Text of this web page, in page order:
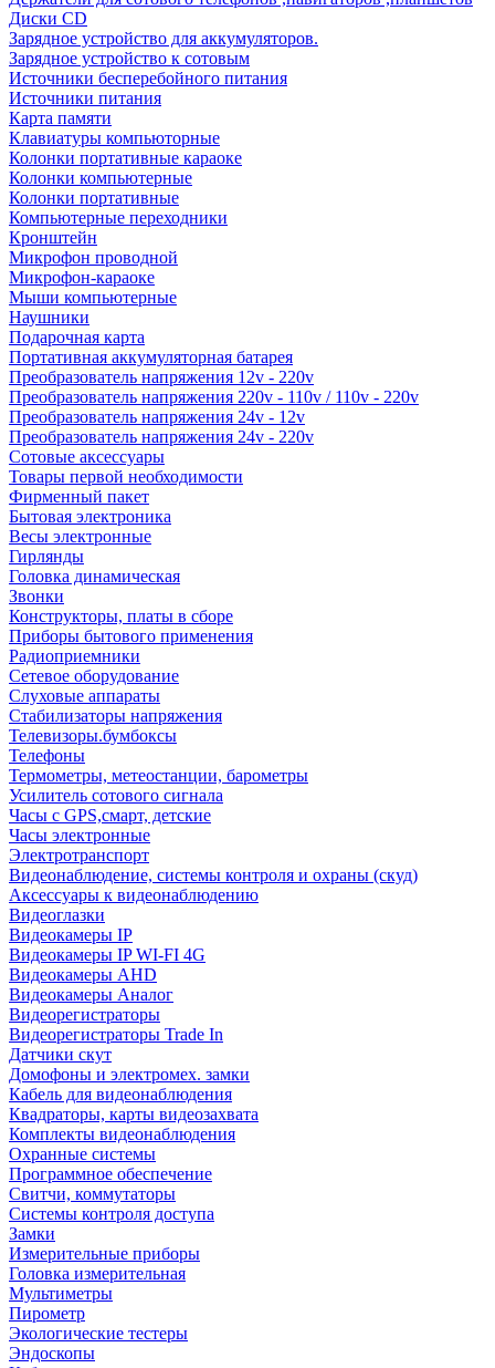
Диски CD
Зарядное устройство для аккумуляторов.
Зарядное устройство к сотовым
Источники бесперебойного питания
Источники питания
Карта памяти
Клавиатуры компьюторные
Колонки портативные караоке
Колонки компьютерные
Колонки портативные
Компьютерные переходники
Кронштейн
Микрофон проводной
Микрофон-караоке
Мыши компьютерные
Наушники
Подарочная карта
Портативная аккумуляторная батарея
Преобразователь напряжения 12v - 220v
Преобразователь напряжения 220v - 110v / 110v - 220v
Преобразователь напряжения 24v - 12v
Преобразователь напряжения 24v - 220v
Сотовые аксессуары
Товары первой необходимости
Фирменный пакет
Бытовая электроника
Весы электронные
Гирлянды
Головка динамическая
Звонки
Конструкторы, платы в сборе
Приборы бытового применения
Радиоприемники
Сетевое оборудование
Слуховые аппараты
Стабилизаторы напряжения
Телевизоры.бумбоксы
Телефоны
Термометры, метеостанции, барометры
Усилитель сотового сигнала
Часы с GPS,смарт, детские
Часы электронные
Электротранспорт
Видеонаблюдение, системы контроля и охраны (скуд)
Аксессуары к видеонаблюдению
Видеоглазки
Видеокамеры IP
Видеокамеры IP WI-FI 4G
Видеокамеры AHD
Видеокамеры Аналог
Видеорегистраторы
Видеорегистраторы Trade In
Датчики скут
Домофоны и электромех. замки
Кабель для видеонаблюдения
Квадраторы, карты видеозахвата
Комплекты видеонаблюдения
Охранные системы
Программное обеспечение
Свитчи, коммутаторы
Системы контроля доступа
Замки
Измерительные приборы
Головка измерительная
Мультиметры
Пирометр
Экологические тестеры
Эндоскопы